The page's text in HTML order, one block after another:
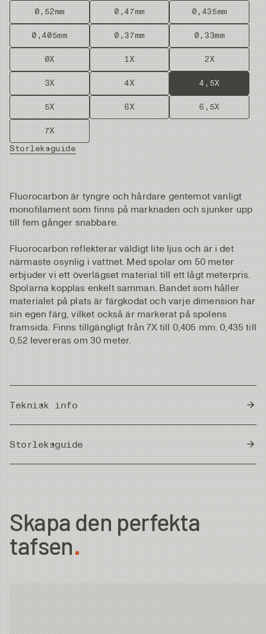
0,52mm
0,47mm 0,435mm
0,405mm 0,37mm 0,33mm
0X 1X 2X
3X 4X 4,5X
5X 6X 6,5X
7X
Storleksguide
Fluorocarbon är tyngre och hårdare gentemot vanligt
monofilament som finns på marknaden och sjunker upp
till fem gånger snabbare.
Fluorocarbon reflekterar väldigt lite ljus och är i det
närmaste osynlig i vattnet. Med spolar om 50 meter
erbjuder vi ett överlägset material till ett lågt meterpris.
Spolarna kopplas enkelt samman. Bandet som håller
materialet på plats är färgkodat och varje dimension har
sin egen färg, vilket också är markerat på spolens
framsida. Finns tillgängligt från 7X till 0,405 mm. 0,435 till
0,52 levereras om 30 meter.
Teknisk info
Country of Origin Japan
Storleksguide
Meter/Cm|Fot/Tum
Diameter Strength Length/Spool
7X 0.104 mm 1.09 kg 50m
6.5X 0.117 mm 1.3 kg 50m
Skapa den perfekta
tafsen